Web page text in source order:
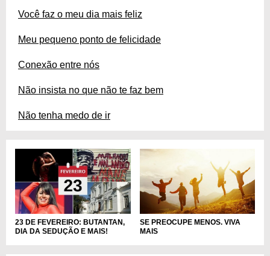
Você faz o meu dia mais feliz
Meu pequeno ponto de felicidade
Conexão entre nós
Não insista no que não te faz bem
Não tenha medo de ir
23 DE FEVEREIRO: BUTANTAN,
DIA DA SEDUÇÃO E MAIS!
SE PREOCUPE MENOS. VIVA
MAIS